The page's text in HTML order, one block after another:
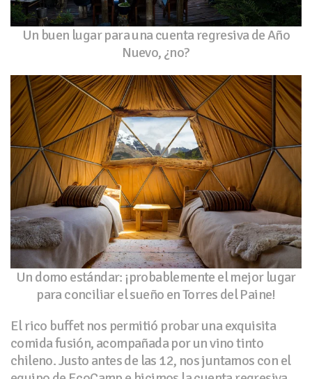
Un buen lugar para una cuenta regresiva de Año
Nuevo, ¿no?
Un domo estándar: ¡probablemente el mejor lugar
para conciliar el sueño en Torres del Paine!
El rico buffet nos permitió probar una exquisita
comida fusión, acompañada por un vino tinto
chileno. Justo antes de las 12, nos juntamos con el